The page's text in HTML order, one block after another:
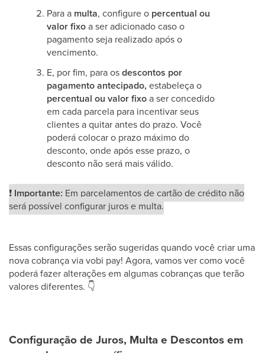
Para a multa, configure o percentual ou
valor fixoa ser adicionado caso o
pagamento seja realizado após o
vencimento.
E, por fim, para osdescontos por
pagamento antecipado, estabeleça o
percentual ou valor fixoa ser concedido
em cada parcela para incentivar seus
clientes a quitar antes do prazo. Você
poderá colocar o prazo máximo do
desconto, onde após esse prazo, o
desconto não será mais válido.
❗ Importante: Em parcelamentos de cartão de crédito não
será possível configurar juros e multa.
Essas configurações serão sugeridas quando você criar uma
nova cobrança via vobi pay! Agora, vamos ver como você
poderá fazer alterações em algumas cobranças que terão
valores diferentes. 👇
Configuração de Juros, Multa e Descontos em